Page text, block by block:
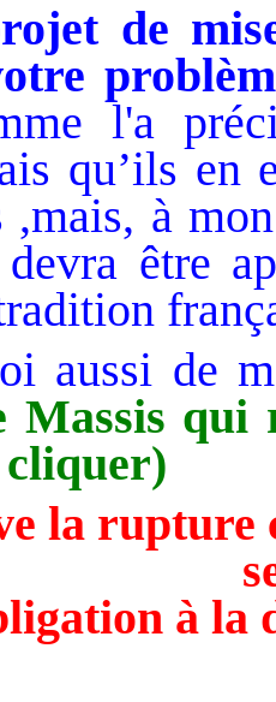
de
l'a
qu’ils en
,mais, à
devra être
aussi de
Massis qui
la
à la